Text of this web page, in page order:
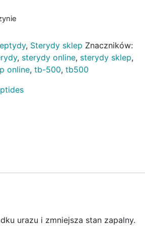
, Sterydy sklep Znaczników:
, sterydy online, sterydy sklep,
online, tb-500, tb500
urazu i zmniejsza stan zapalny.